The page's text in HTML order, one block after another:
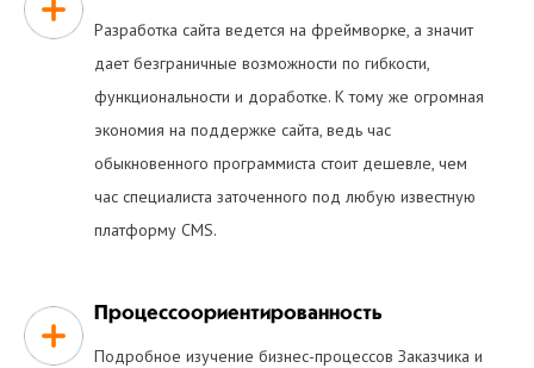
Разработка сайта ведется на фреймворке, а значит
дает безграничные возможности по гибкости,
функциональности и доработке. К тому же огромная
экономия на поддержке сайта, ведь час
обыкновенного программиста стоит дешевле, чем
час специалиста заточенного под любую известную
платформу CMS.
Процессоориентированность
Подробное изучение бизнес-процессов Заказчика и